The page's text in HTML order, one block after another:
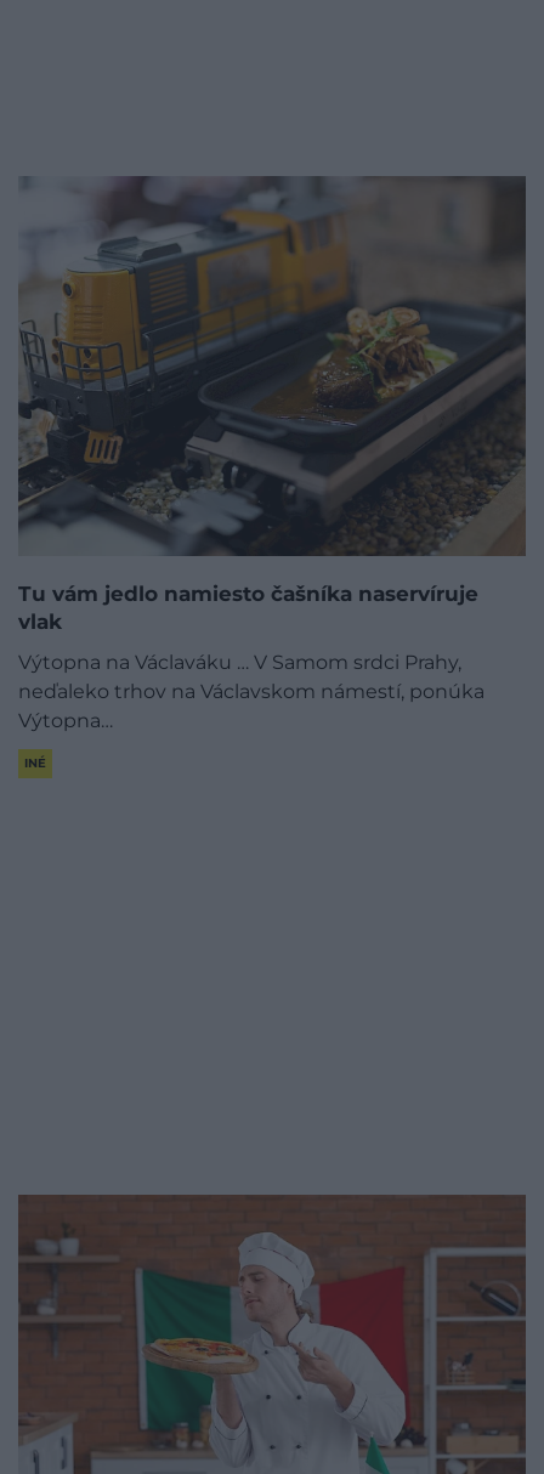
Tu vám jedlo namiesto čašníka naservíruje
vlak
Výtopna na Václaváku … V Samom srdci Prahy,
neďaleko trhov na Václavskom námestí, ponúka
Výtopna…
INÉ